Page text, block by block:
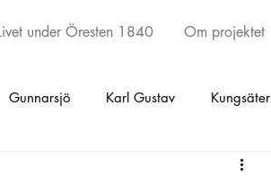
under Öresten 1840 Om projektet
Gunnarsjö Karl Gustav Kungsäter